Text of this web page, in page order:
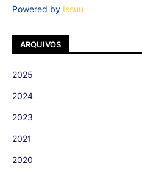
Powered by Issuu
ARQUIVOS
2025
2024
2023
2021
2020